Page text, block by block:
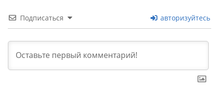
Подписаться авторизуйтесь